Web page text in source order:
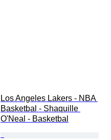
Los Angeles Lakers - NBA
Basketbal - Shaquille
O'Neal - Basketbal